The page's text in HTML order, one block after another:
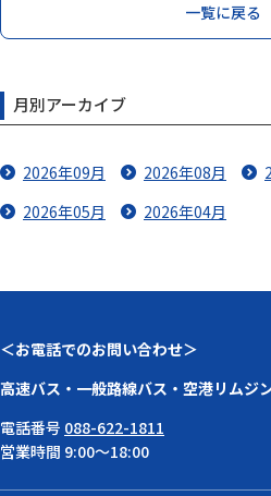
一覧に戻る
月別アーカイブ
2026年09月 2026年08月
2026年05月
2026年04月
＜お電話でのお問い合わせ＞
高速バス・一般路線バス・空港リムジ
電話番号 088-622-1811
営業時間 9:00～18:00